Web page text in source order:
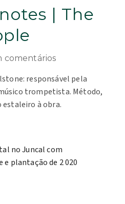
| The
comentários
responsável pela
trompetista. Método,
estaleiro à obra.